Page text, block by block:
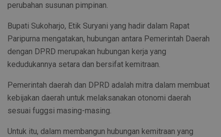
perubahan susunan pimpinan.
Bupati Sukoharjo, Etik Suryani yang hadir dalam Rapat
Paripurna mengatakan, hubungan antara Pemerintah Daerah
dengan DPRD merupakan hubungan kerja yang
kedudukannya setara dan bersifat kemitraan.
Pemerintah daerah dan DPRD adalah mitra dalam membuat
kebijakan daerah untuk melaksanakan otonomi daerah
sesuai fuggsi masing-masing.
Untuk itu, dalam membangun hubungan kemitraan yang